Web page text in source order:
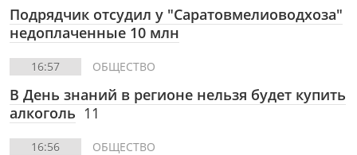
Подрядчик отсудил у "Саратовмелиоводхоза"
недоплаченные 10 млн
16:57 ОБЩЕСТВО
В День знаний в регионе нельзя будет купить
алкоголь 11
16:56 ОБЩЕСТВО